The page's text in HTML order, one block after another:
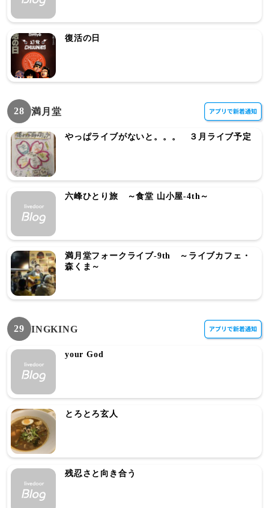
復活の日
28 満月堂
やっぱライブがないと。。。 ３月ライブ予定
六峰ひとり旅 ～食堂 山小屋-4th～
満月堂フォークライブ-9th ～ライブカフェ・
森くま～
29 INGKING
your God
とろとろ玄人
残忍さと向き合う